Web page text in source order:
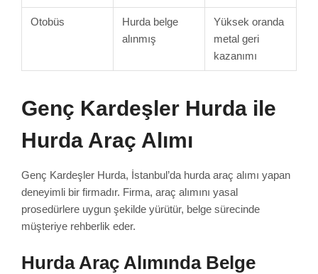
Otobüs
Hurda belge
alınmış
Yüksek oranda
metal geri
kazanımı
Genç Kardeşler Hurda ile
Hurda Araç Alımı
Genç Kardeşler Hurda, İstanbul’da hurda araç alımı yapan
deneyimli bir firmadır. Firma, araç alımını yasal
prosedürlere uygun şekilde yürütür, belge sürecinde
müşteriye rehberlik eder.
Hurda Araç Alımında Belge